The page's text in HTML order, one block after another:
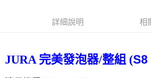
每筆NT$150，滿NT$2,000(含以上)免運費
詳細說明 相
JURA 完美發泡器/整組 (